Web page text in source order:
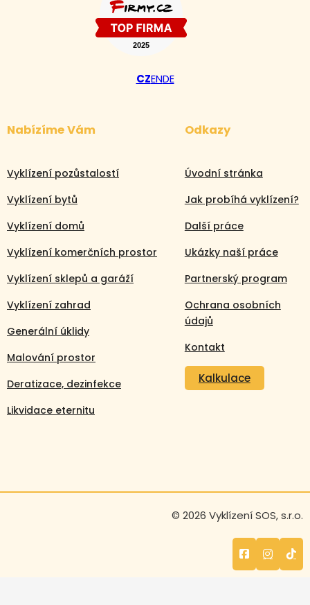
CZENDE
Nabízíme Vám
Vyklízení pozůstalostí
Vyklízení bytů
Vyklízení domů
Vyklízení komerčních prostor
Vyklízení sklepů a garáží
Vyklízení zahrad
Generální úklidy
Malování prostor
Deratizace, dezinfekce
Likvidace eternitu
Odkazy
Úvodní stránka
Jak probíhá vyklízení?
Další práce
Ukázky naší práce
Partnerský program
Ochrana osobních
údajů
Kontakt
Kalkulace
© 2026 Vyklízení SOS, s.r.o.